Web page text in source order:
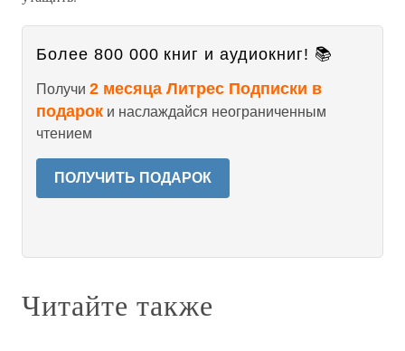
Более 800 000 книг и аудиокниг! 📚
Получи 2 месяца Литрес Подписки в
подарок и наслаждайся неограниченным
чтением
ПОЛУЧИТЬ ПОДАРОК
Читайте также